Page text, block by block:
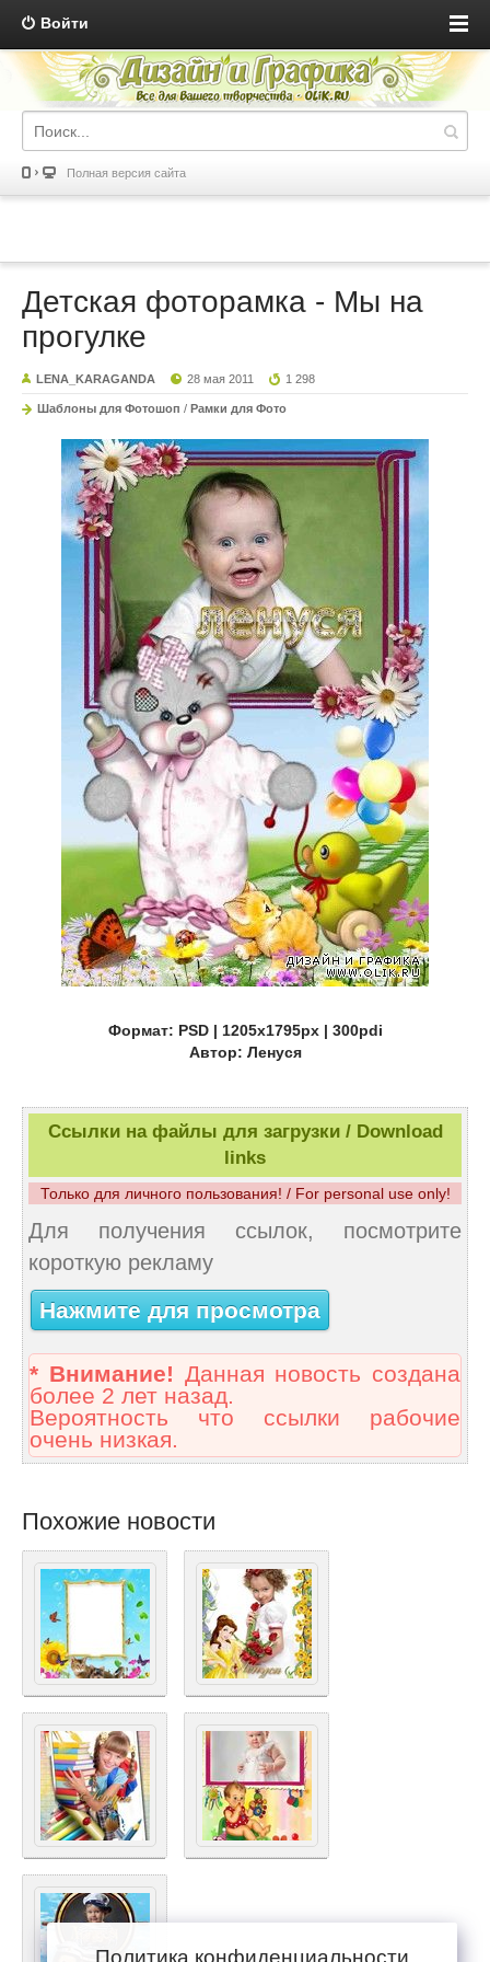
Войти
Полная версия сайта
Детская фоторамка - Мы на
прогулке
LENA_KARAGANDA 28 мая 2011 1 298
Шаблоны для Фотошоп / Рамки для Фото
Формат: PSD | 1205x1795px | 300pdi
Автор: Ленуся
Ссылки на файлы для загрузки / Download
links
Только для личного пользования! / For personal use only!
Для получения ссылок, посмотрите
короткую рекламу
Нажмите для просмотра
* Внимание! Данная новость создана
более 2 лет назад.
Вероятность что ссылки рабочие
очень низкая.
Похожие новости
Политика конфиденциальности